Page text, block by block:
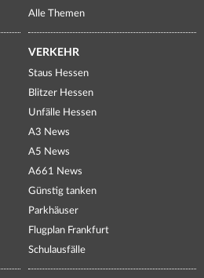
Alle Themen
VERKEHR
Staus Hessen
Blitzer Hessen
Unfälle Hessen
A3 News
A5 News
A661 News
Günstig tanken
Parkhäuser
Flugplan Frankfurt
Schulausfälle